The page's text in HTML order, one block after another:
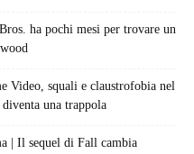
ha pochi mesi per trovare un
Video, squali e claustrofobia nel
una trappola
| Il sequel di Fall cambia